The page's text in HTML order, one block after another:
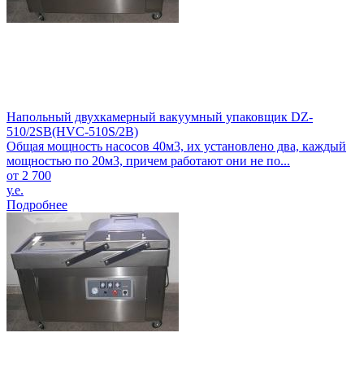
Напольный двухкамерный вакуумный упаковщик DZ-
510/2SB(HVC-510S/2B)
Общая мощность насосов 40м3, их установлено два, каждый
мощностью по 20м3, причем работают они не по...
от 2 700
у.е.
Подробнее